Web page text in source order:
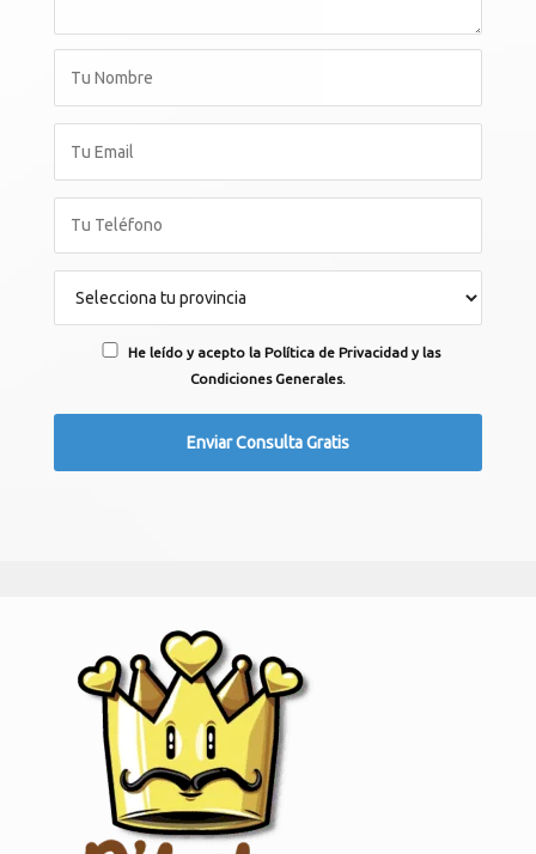
He leído y acepto la Política de Privacidad y las
Condiciones Generales.